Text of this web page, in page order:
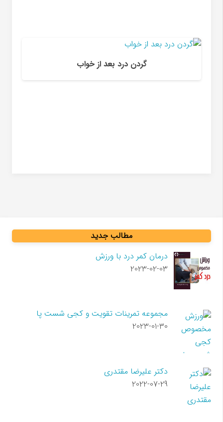
مطالب جدید
درمان کمر درد با ورزش
2023-02-03
مجموعه تمرینات تقویت و کجی شست پا
2023-01-30
دکتر علیرضا مقتدری
2022-07-29